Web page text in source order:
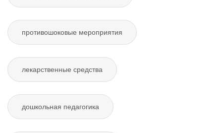
противошоковые мероприятия
лекарственные средства
дошкольная педагогика